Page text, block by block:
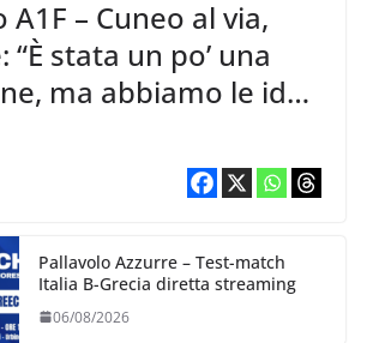
A1F – Cuneo al via,
“È stata un po’ una
ma abbiamo le idee
cosa vogliamo fare”
Pallavolo Azzurre – Test-match
Italia B-Grecia diretta streaming
06/08/2026